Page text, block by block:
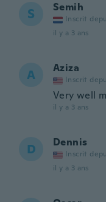
S Semih
Inscrit
il y a 3 ans
A Aziza
Inscrit
Very well
il y a 3 ans
D Dennis
Inscrit
il y a 3 ans